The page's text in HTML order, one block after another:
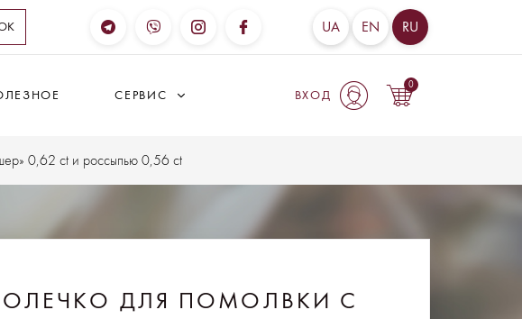
UA EN RU
СЕРВИС ВХОД
0
0,62 ct и россыпью 0,56 ct
ДЛЯ ПОМОЛВКИ С